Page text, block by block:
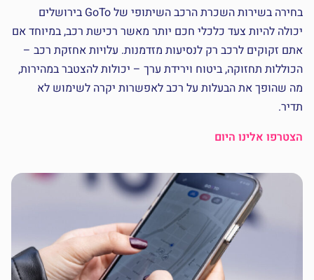
בחירה בשירות השכרת הרכב השיתופי של GoTo בירושלים
יכולה להיות צעד כלכלי חכם יותר מאשר רכישת רכב, במיוחד אם
אתם זקוקים לרכב רק לנסיעות מזדמנות. עלויות אחזקת רכב –
הכוללות תחזוקה, ביטוח וירידת ערך – יכולות להצטבר במהירות,
מה שהופך את הבעלות על רכב לאפשרות יקרה לשימוש לא
תדיר.
הצטרפו אלינו היום